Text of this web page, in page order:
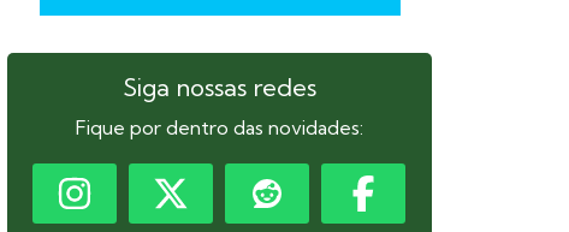
Siga nossas redes
Fique por dentro das novidades: